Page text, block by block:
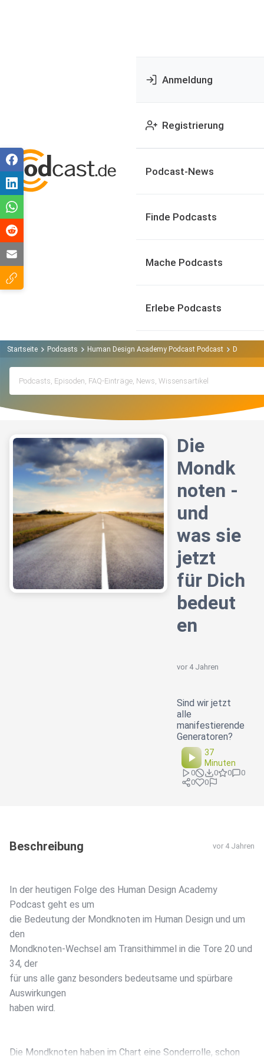
Anmeldung
Registrierung
Podcast-News
Finde Podcasts
Mache Podcasts
Erlebe Podcasts
Startseite Podcasts Human Design Academy Podcast Podcast Die
Die
Mondk
noten -
und
was sie
jetzt
für Dich
bedeut
en
vor 4 Jahren
Sind wir jetzt
alle
manifestierende
Generatoren?
37
Minuten
0 0 0
0
0
0
Beschreibung vor 4 Jahren
In der heutigen Folge des Human Design Academy
Podcast geht es um
die Bedeutung der Mondknoten im Human Design und um
den
Mondknoten-Wechsel am Transithimmel in die Tore 20 und
34, der
für uns alle ganz besonders bedeutsame und spürbare
Auswirkungen
haben wird.
Die Mondknoten haben im Chart eine Sonderrolle, schon